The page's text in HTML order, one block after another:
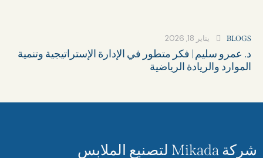
BLOGS يناير 18, 2026
د. عمرو سليم | فكر متطور في الإدارة الإستراتيجية وتنمية
الموارد والريادة الرياضية
شركة Mikada لتصنيع الملابس